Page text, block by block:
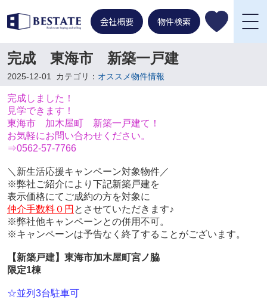
会社概要 物件検索
完成 東海市 新築一戸建
2025-12-01 カテゴリ： オススメ物件情報
完成しました！
見学できます！
東海市 加木屋町 新築一戸建て！
お気軽にお問い合わせください。
⇒0562-57-7766
＼新生活応援キャンペーン対象物件／
※弊社ご紹介により下記新築戸建を
表示価格にてご成約の方を対象に
仲介手数料０円 とさせていただきます♪
※弊社他キャンペーンとの併用不可。
※キャンペーンは予告なく終了することがございます。
【新築戸建】東海市加木屋町宮ノ脇
限定1棟
☆並列3台駐車可